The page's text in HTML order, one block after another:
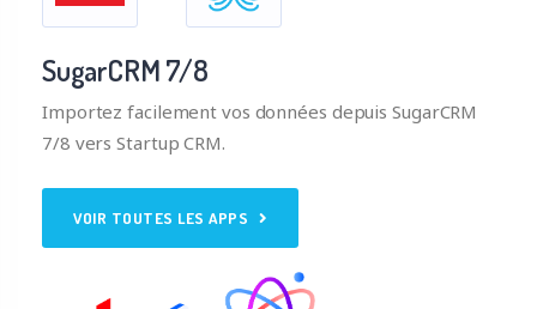
SugarCRM 7/8
Importez facilement vos données depuis SugarCRM
7/8 vers Startup CRM.
VOIR TOUTES LES APPS